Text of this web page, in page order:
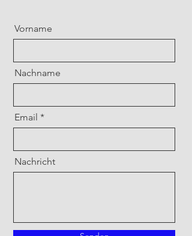
Vorname
Nachname
Email
Nachricht